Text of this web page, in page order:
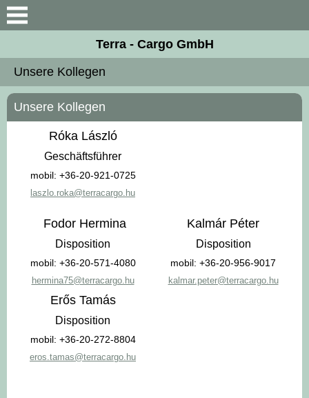
Suche
Vorstellung
Unsere Kollegen
Firma Daten
Unterlagen
Terra - Cargo GmbH
Unsere Kollegen
Unsere Kollegen
Róka László
Geschäftsführer
mobil: +36-20-921-0725
laszlo.roka@terracargo.hu
Fodor Hermina
Disposition
mobil: +36-20-571-4080
hermina75@terracargo.hu
Kalmár Péter
Disposition
mobil: +36-20-956-9017
kalmar.peter@terracargo.hu
Erős Tamás
Disposition
mobil: +36-20-272-8804
eros.tamas@terracargo.hu